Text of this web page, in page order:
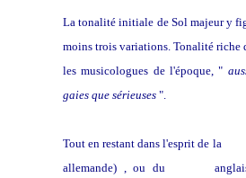
La tonalité initiale de Sol majeur y
moins trois variations. Tonalité riche
les musicologues de l'époque, "
gaies que sérieuses ".
Tout en restant dans l'esprit de la
allemande) , ou du